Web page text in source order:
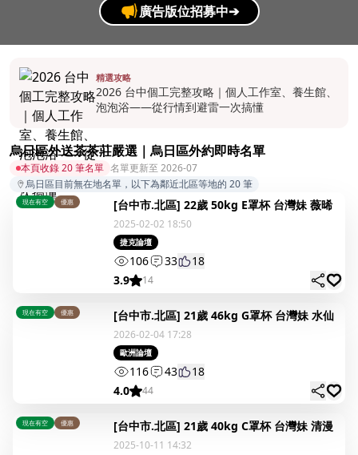
廣告版位招募中➔
精選攻略
2026 台中個工完整攻略｜個人工作室、養生館、
泡泡浴——從行情到避雷一次搞懂
烏日區外送茶茶莊嚴選｜烏日區外約即時名單
本頁收錄 20 筆名單 名單更新至 2026-07
烏日區目前無在地名單，以下為鄰近北區等地的 20 筆
現在有空 優惠 [台中市.北區] 22歲 50kg E罩杯 台灣妹 薇晞
2025-02-02 18:50
捷克論壇
106 33
18
3.9
14
現在有空 優惠 [台中市.北區] 21歲 46kg G罩杯 台灣妹 水仙
2026-02-04 17:28
歐洲論壇
116 43
18
4.0
44
現在有空 優惠 [台中市.北區] 21歲 40kg C罩杯 台灣妹 清漫
2025-10-11 14:32